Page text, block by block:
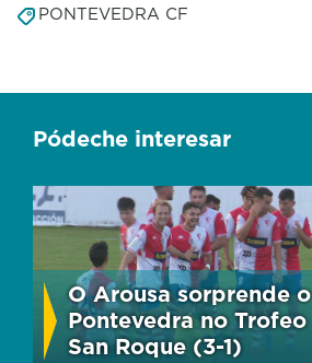
PONTEVEDRA CF
Pódeche interesar
O Arousa sorprende o
Pontevedra no Trofeo
San Roque (3-1)